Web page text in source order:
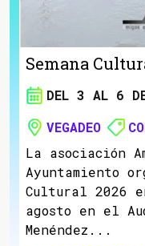
Semana
DEL 3 AL 6
VEGADEO
La asociación
Ayuntamiento
Cultural 2026
agosto en el
Menéndez...